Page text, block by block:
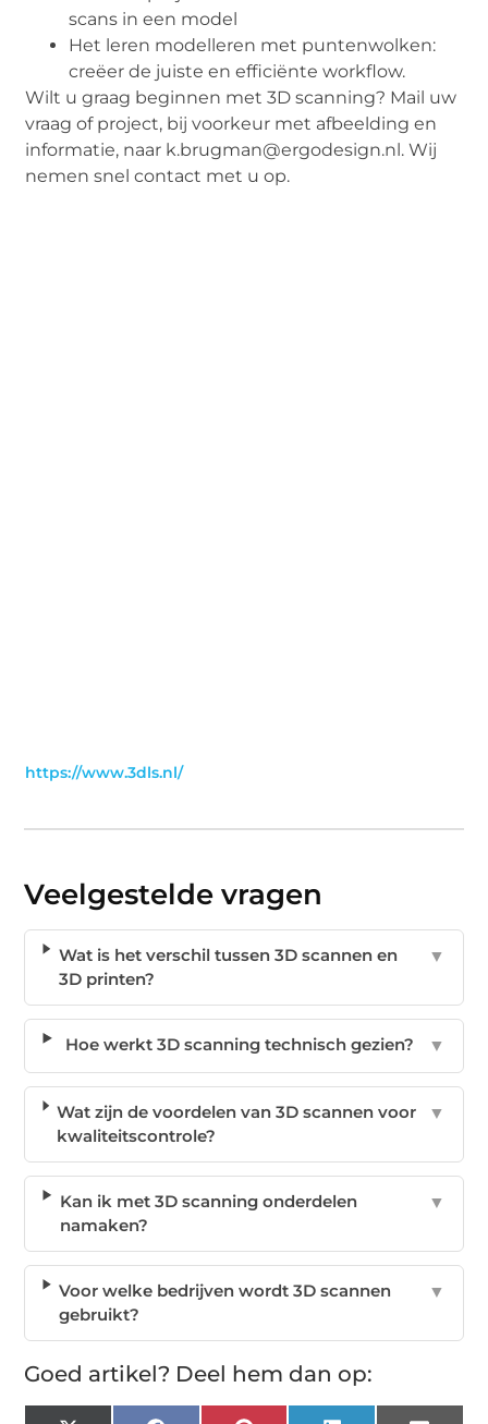
scans in een model
Het leren modelleren met puntenwolken:
creëer de juiste en efficiënte workflow.
Wilt u graag beginnen met 3D scanning? Mail uw
vraag of project, bij voorkeur met afbeelding en
informatie, naar k.brugman@ergodesign.nl. Wij
nemen snel contact met u op.
https://www.3dls.nl/
Veelgestelde vragen
Wat is het verschil tussen 3D scannen en
3D printen?
▼
Hoe werkt 3D scanning technisch gezien? ▼
Wat zijn de voordelen van 3D scannen voor
kwaliteitscontrole?
▼
Kan ik met 3D scanning onderdelen
namaken?
▼
Voor welke bedrijven wordt 3D scannen
gebruikt?
▼
Goed artikel? Deel hem dan op: